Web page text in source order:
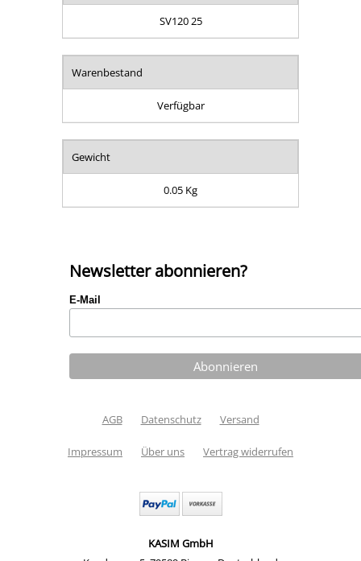
SV120 25
Warenbestand
Verfügbar
Gewicht
0.05 Kg
Newsletter abonnieren?
E-Mail
AGB Datenschutz Versand
Impressum Über uns Vertrag widerrufen
KASIM GmbH